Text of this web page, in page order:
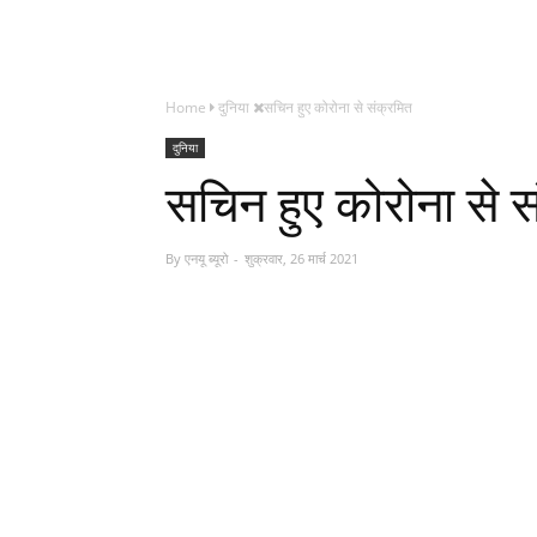
Home दुनिया सचिन हुए कोरोना से संक्रमित
दुनिया
सचिन हुए कोरोना से
By एनयू ब्यूरो शुक्रवार, 26 मार्च 2021